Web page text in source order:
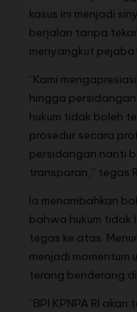
kasus ini menjadi
berjalan tanpa
menyangkut
“Kami
hingga
hukum tidak boleh
prosedur secara
persidangan nanti
transparan,” tegas
Ia menambahkan
bahwa hukum
tegas ke atas.
menjadi momentum
terang benderang
“BPI KPNPA RI